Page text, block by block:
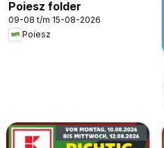
Poiesz folder
09-08 t/m 15-08-2026
Poiesz